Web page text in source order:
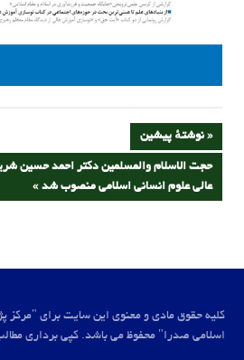
راهبری
نوشته
PREVIOUS
POST:
نوشتهٔ پیشین
NEXT
POST:
حجت الاسلام والمسلمین دکتر احمد حسین
عالی علوم انسانی اسلامی منصوب شد
کلیه حقوق مادی و معنوی این سایت برای "مرکز
اسلامی صدرا" محفوظ می باشد. کپی برداری